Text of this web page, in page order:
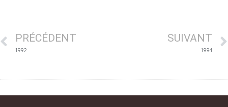
PRÉCÉDENT
1992
SUIVANT
1994